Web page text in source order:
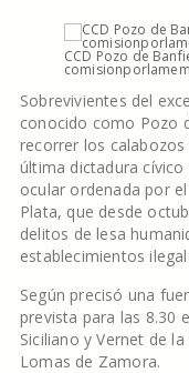
CCD Pozo de
Sobrevivientes del
conocido como Pozo
recorrer los
última dictadura
ocular ordenada por
Plata, que desde
delitos de lesa
establecimientos
Según precisó una
prevista para las 8.30
Siciliano y Vernet de
Lomas de Zamora.